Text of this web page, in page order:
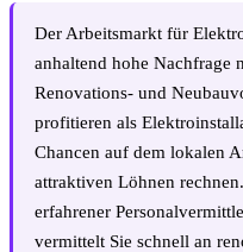
Der Arbeitsmarkt für
anhaltend hohe Nachfrage
Renovations- und
profitieren als
Chancen auf dem lokalen
attraktiven Löhnen
erfahrener
vermittelt Sie schnell an